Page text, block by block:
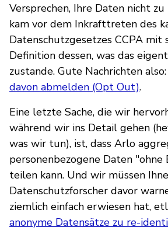
Versprechen, Ihre Daten nicht
kam vor dem Inkrafttreten des
Datenschutzgesetzes CCPA mit
Definition dessen, was das
zustande. Gute Nachrichten
davon abmelden (Opt Out).
Eine letzte Sache, die wir
während wir ins Detail gehen
was wir tun), ist, dass Arlo
personenbezogene Daten "ohne
teilen kann. Und wir müssen
Datenschutzforscher davor
ziemlich einfach erwiesen hat,
anonyme Datensätze zu re-